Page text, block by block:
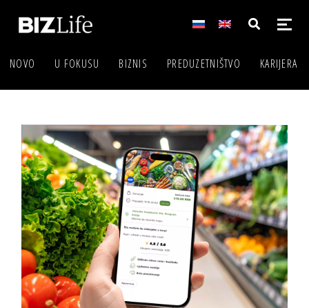
NOVO U FOKUSU BIZNIS PREDUZETNIŠTVO KARIJERA